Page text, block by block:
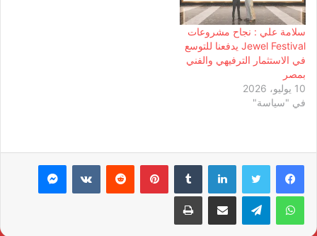
سلامة علي : نجاح مشروعات
Jewel Festival يدفعنا للتوسع
في الاستثمار الترفيهي والفني
بمصر
10 يوليو، 2026
في "سياسة"
لينكدإن بينتيريست ماسنجر
واتساب تيلقرام مشاركة عبر البريد طباعة